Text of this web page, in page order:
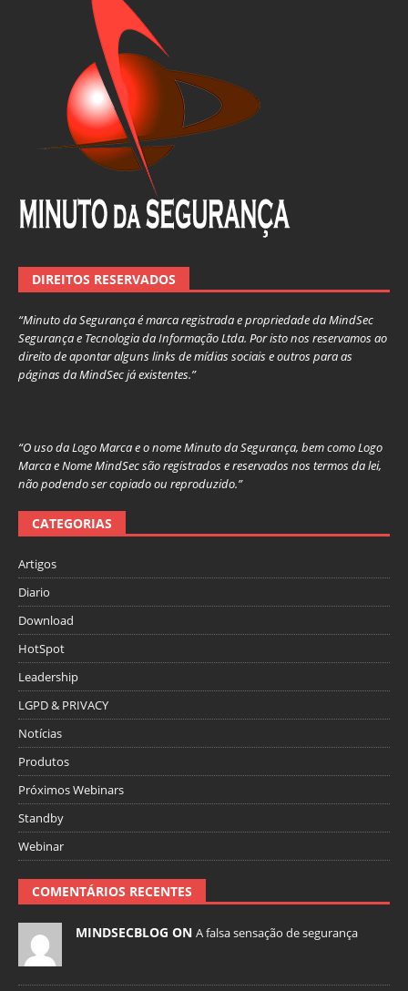
DIREITOS RESERVADOS
“Minuto da Segurança é marca registrada e propriedade da MindSec
Segurança e Tecnologia da Informação Ltda. Por isto nos reservamos ao
direito de apontar alguns links de mídias sociais e outros para as
páginas da MindSec já existentes.”
“O uso da Logo Marca e o nome Minuto da Segurança, bem como Logo
Marca e Nome MindSec são registrados e reservados nos termos da lei,
não podendo ser copiado ou reproduzido.”
CATEGORIAS
Artigos
Diario
Download
HotSpot
Leadership
LGPD & PRIVACY
Notícias
Produtos
Próximos Webinars
Standby
Webinar
COMENTÁRIOS RECENTES
MINDSECBLOG ON A falsa sensação de segurança